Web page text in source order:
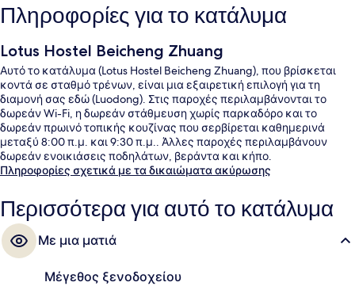
Πληροφορίες για το κατάλυμα
Lotus Hostel Beicheng Zhuang
Αυτό το κατάλυμα (Lotus Hostel Beicheng Zhuang), που βρίσκεται
κοντά σε σταθμό τρένων, είναι μια εξαιρετική επιλογή για τη
διαμονή σας εδώ (Luodong). Στις παροχές περιλαμβάνονται το
δωρεάν Wi-Fi, η δωρεάν στάθμευση χωρίς παρκαδόρο και το
δωρεάν πρωινό τοπικής κουζίνας που σερβίρεται καθημερινά
μεταξύ 8:00 π.μ. και 9:30 π.μ.. Άλλες παροχές περιλαμβάνουν
δωρεάν ενοικιάσεις ποδηλάτων, βεράντα και κήπο.
Πληροφορίες σχετικά με τα δικαιώματα ακύρωσης
Περισσότερα για αυτό το κατάλυμα
Με μια ματιά
Μέγεθος ξενοδοχείου